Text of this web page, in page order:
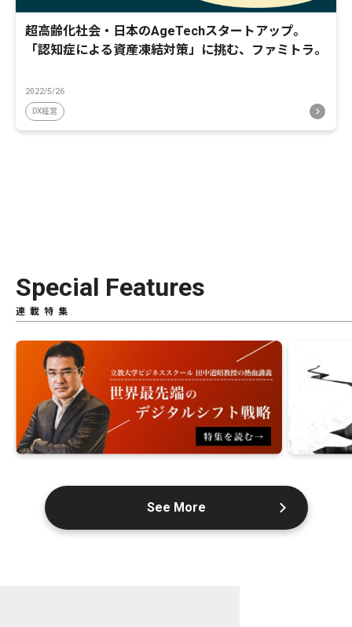
超高齢化社会・日本のAgeTechスタートアップ。
「認知症による資産凍結対策」に挑む、ファミトラ。
2022/5/26
DX経営
Special Features
連載特集
See More